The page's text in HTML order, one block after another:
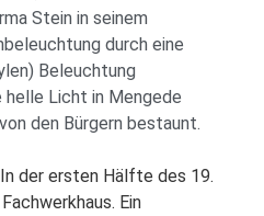
Stein in seinem
durch eine
Beleuchtung
Licht in Mengede
den Bürgern bestaunt.
In der ersten Hälfte des 19.
Ein